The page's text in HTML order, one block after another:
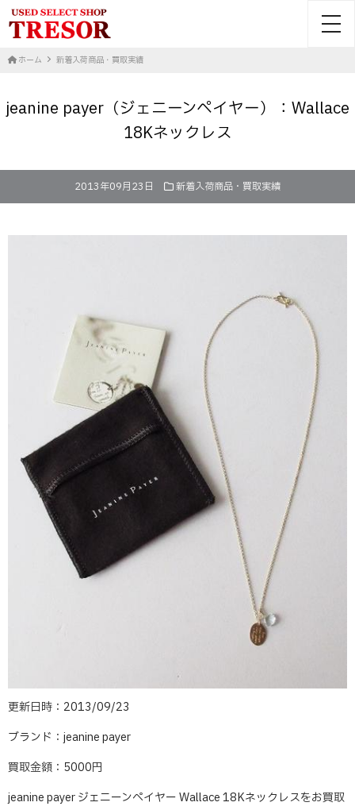
ホーム 新着入荷商品・買取実績
jeanine payer（ジェニーンペイヤー）：Wallace
18Kネックレス
2013年09月23日 新着入荷商品・買取実績
更新日時：2013/09/23
ブランド：jeanine payer
買取金額：5000円
jeanine payer ジェニーンペイヤー Wallace 18Kネックレスをお買取